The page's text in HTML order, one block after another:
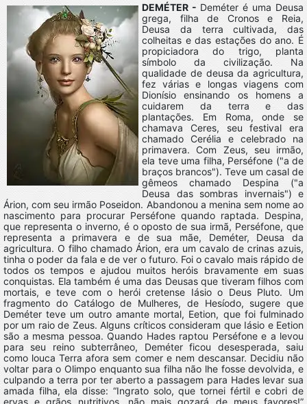
DEMÉTER - Deméter é uma Deusa
grega, filha de Cronos e Reia,
Deusa da terra cultivada, das
colheitas e das estações do ano. É
propiciadora do trigo, planta
símbolo da civilização. Na
qualidade de deusa da agricultura,
fez várias e longas viagens com
Dionísio ensinando os homens a
cuidarem da terra e das
plantações. Em Roma, onde se
chamava Ceres, seu festival era
chamado Cerélia e celebrado na
primavera. Com Zeus, seu irmão,
ela teve uma filha, Perséfone ("a de
braços brancos"). Teve um casal de
gêmeos chamado Despina ("a
Deusa das sombras invernais") e
Árion, com seu irmão Poseidon. Abandonou a menina sem nome ao
nascimento para procurar Perséfone quando raptada. Despina,
que representa o inverno, é o oposto de sua irmã, Perséfone, que
representa a primavera e de sua mãe, Deméter, Deusa da
agricultura. O filho chamado Árion, era um cavalo de crinas azuis,
tinha o poder da fala e de ver o futuro. Foi o cavalo mais rápido de
todos os tempos e ajudou muitos heróis bravamente em suas
conquistas. Ela também é uma das Deusas que tiveram filhos com
mortais, e teve com o herói cretense Iásio o Deus Pluto. Um
fragmento do Catálogo de Mulheres, de Hesíodo, sugere que
Deméter teve um outro amante mortal, Eetion, que foi fulminado
por um raio de Zeus. Alguns críticos consideram que Iásio e Eetion
são a mesma pessoa. Quando Hades raptou Perséfone e a levou
para seu reino subterrâneo, Deméter ficou desesperada, saiu
como louca Terra afora sem comer e nem descansar. Decidiu não
voltar para o Olimpo enquanto sua filha não lhe fosse devolvida, e
culpando a terra por ter aberto a passagem para Hades levar sua
amada filha, ela disse: “Ingrato solo, que tornei fértil e cobri de
ervas e grãos nutritivos, não mais gozará de meus favores!”